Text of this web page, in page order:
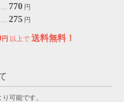
770 円
275 円
円 以上で送料無料！
可能です。